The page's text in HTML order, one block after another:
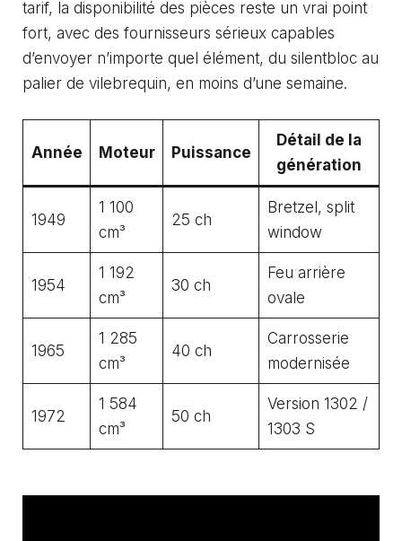
tarif, la disponibilité des pièces reste un vrai point
fort, avec des fournisseurs sérieux capables
d’envoyer n’importe quel élément, du silentbloc au
palier de vilebrequin, en moins d’une semaine.
Année Moteur Puissance
Détail de la
génération
1949
1 100
cm³
25 ch
Bretzel, split
window
1954
1 192
cm³
30 ch
Feu arrière
ovale
1965
1 285
cm³
40 ch
Carrosserie
modernisée
1972
1 584
cm³
50 ch
Version 1302 /
1303 S